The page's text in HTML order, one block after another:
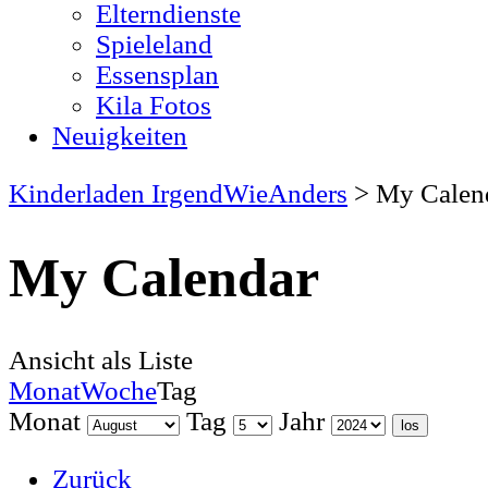
Elterndienste
Spieleland
Essensplan
Kila Fotos
Neuigkeiten
Kinderladen IrgendWieAnders > My
My Calendar
Ansicht als Liste
MonatWocheTag
Monat
Tag
Jahr
Zurück